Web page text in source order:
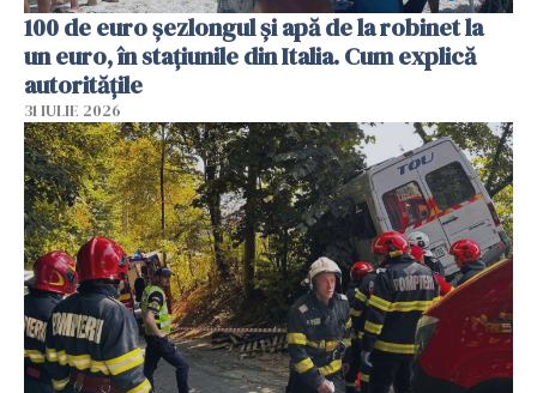
100 de euro șezlongul și apă de la robinet la
un euro, în stațiunile din Italia. Cum explică
autoritățile
31 IULIE 2026